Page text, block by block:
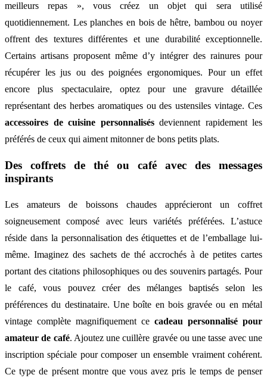
meilleurs repas », vous créez un objet qui sera utilisé
quotidiennement. Les planches en bois de hêtre, bambou ou noyer
offrent des textures différentes et une durabilité exceptionnelle.
Certains artisans proposent même d’y intégrer des rainures pour
récupérer les jus ou des poignées ergonomiques. Pour un effet
encore plus spectaculaire, optez pour une gravure détaillée
représentant des herbes aromatiques ou des ustensiles vintage. Ces
accessoires de cuisine personnalisésdeviennent rapidement les
préférés de ceux qui aiment mitonner de bons petits plats.
Des coffrets de thé ou café avec des messages
inspirants
Les amateurs de boissons chaudes apprécieront un coffret
soigneusement composé avec leurs variétés préférées. L’astuce
réside dans la personnalisation des étiquettes et de l’emballage lui-
même. Imaginez des sachets de thé accrochés à de petites cartes
portant des citations philosophiques ou des souvenirs partagés. Pour
le café, vous pouvez créer des mélanges baptisés selon les
préférences du destinataire. Une boîte en bois gravée ou en métal
vintage complète magnifiquement ce cadeau personnalisé pour
amateur de café. Ajoutez une cuillère gravée ou une tasse avec une
inscription spéciale pour composer un ensemble vraiment cohérent.
Ce type de présent montre que vous avez pris le temps de penser